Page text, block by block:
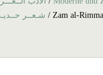
شـعــر / Zam al-